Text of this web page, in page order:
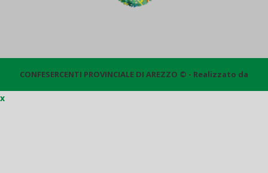
CONFESERCENTI PROVINCIALE DI AREZZO © - Realizzato da
x